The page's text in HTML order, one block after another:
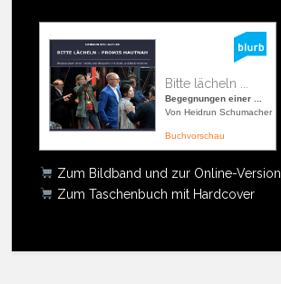
Bitte lächeln ...
Begegnungen einer ...
Von Heidrun Schumacher
Buchvorschau
Zum Bildband und zur Online-Version
Zum Taschenbuch mit Hardcover